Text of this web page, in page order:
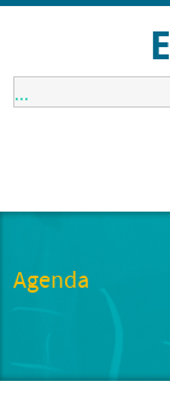
...
Agenda
1:00 am